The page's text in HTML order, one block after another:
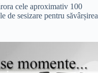
cele aproximativ 100
de sesizare pentru săvârșirea